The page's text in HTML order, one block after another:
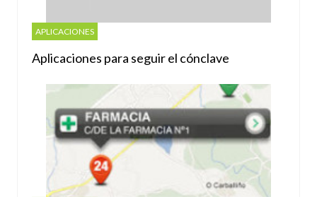
APLICACIONES
Aplicaciones para seguir el cónclave